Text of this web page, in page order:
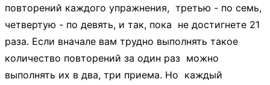
повторений каждого упражнения, третью - по семь,
четвертую - по девять, и так, пока не достигнете 21
раза. Если вначале вам трудно выполнять такое
количество повторений за один раз можно
выполнять их в два, три приема. Но каждый